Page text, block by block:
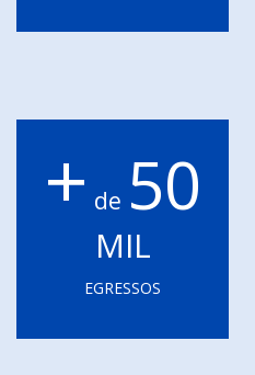
+ de 50
MIL
EGRESSOS